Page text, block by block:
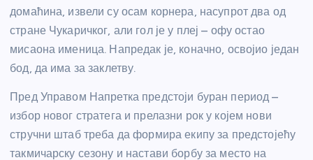
домаћина, извели су осам корнера, насупрот два од
стране Чукаричког, али гол је у плеј – офу остао
мисаона именица. Напредак је, коначно, освојио један
бод, да има за заклетву.
Пред Управом Напретка предстоји буран период –
избор новог стратега и прелазни рок у којем нови
стручни штаб треба да формира екипу за предстојећу
такмичарску сезону и настави борбу за место на